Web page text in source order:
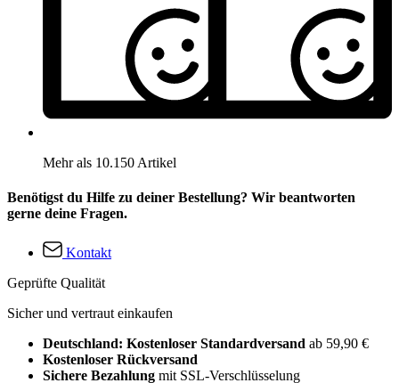
Mehr als 10.150 Artikel
Benötigst du Hilfe zu deiner Bestellung? Wir beantworten
gerne deine Fragen.
Kontakt
Geprüfte Qualität
Sicher und vertraut einkaufen
Deutschland: Kostenloser Standardversand ab 59,90 €
Kostenloser Rückversand
Sichere Bezahlung mit SSL-Verschlüsselung